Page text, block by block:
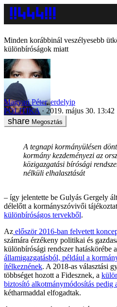
Minden korábbinál veszélyesebb
különbíróságok miatt
Magyari Péter,erdelyip
POLITIKA
2019. május 30. 13:42
Megosztás
A tegnapi kormányülésen
kormány kezdeményezi az
közigazgatási bírósági
nélküli elhalasztását
– így jelentette be Gulyás Gergely
délelőtt a kormányszóvivői
különbíróságos tervekből.
Az először 2016-ban felvetett
számára érzékeny politikai és
különbírósági rendszer hatáskörébe
államigazgatásból, például a
ítélkeznének. A 2018-as választási
többséget hozott a Fidesznek, a
biztosító alkotmánymódosítás pedig
kétharmaddal elfogadtak.